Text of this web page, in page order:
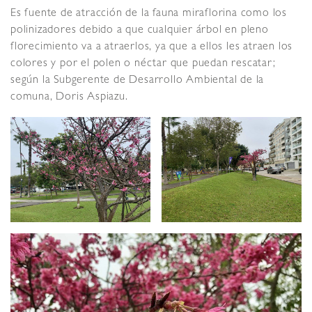
Es fuente de atracción de la fauna miraflorina como los
polinizadores debido a que cualquier árbol en pleno
florecimiento va a atraerlos, ya que a ellos les atraen los
colores y por el polen o néctar que puedan rescatar;
según la Subgerente de Desarrollo Ambiental de la
comuna, Doris Aspiazu.